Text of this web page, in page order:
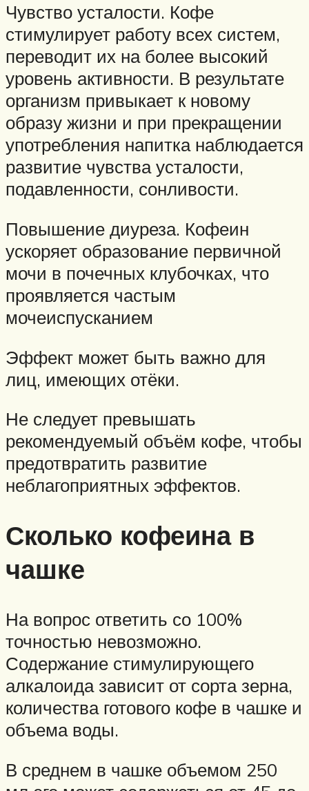
Чувство усталости. Кофе
стимулирует работу всех систем,
переводит их на более высокий
уровень активности. В результате
организм привыкает к новому
образу жизни и при прекращении
употребления напитка наблюдается
развитие чувства усталости,
подавленности, сонливости.
Повышение диуреза. Кофеин
ускоряет образование первичной
мочи в почечных клубочках, что
проявляется частым
мочеиспусканием
Эффект может быть важно для
лиц, имеющих отёки.
Не следует превышать
рекомендуемый объём кофе, чтобы
предотвратить развитие
неблагоприятных эффектов.
Сколько кофеина в
чашке
На вопрос ответить со 100%
точностью невозможно.
Содержание стимулирующего
алкалоида зависит от сорта зерна,
количества готового кофе в чашке и
объема воды.
В среднем в чашке объемом 250